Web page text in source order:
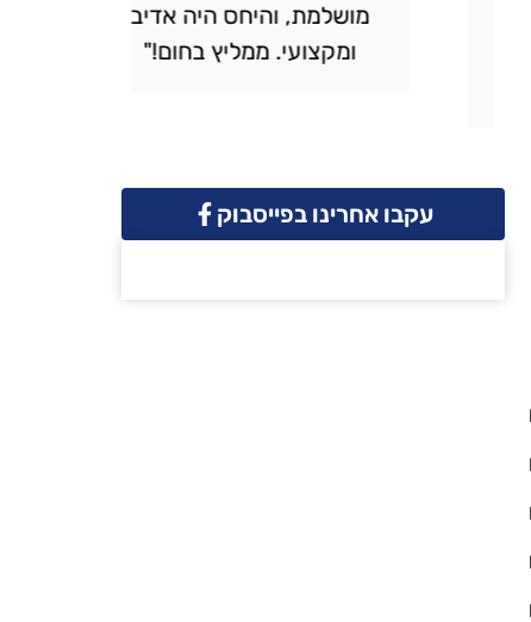
מושלמת, והיחס היה אדיב
ומקצועי. ממליץ בחום!"
עקבו אחרינו בפייסבוק